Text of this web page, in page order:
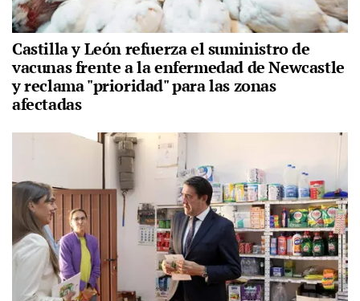
Castilla y León refuerza el suministro de
vacunas frente a la enfermedad de Newcastle
y reclama "prioridad" para las zonas
afectadas